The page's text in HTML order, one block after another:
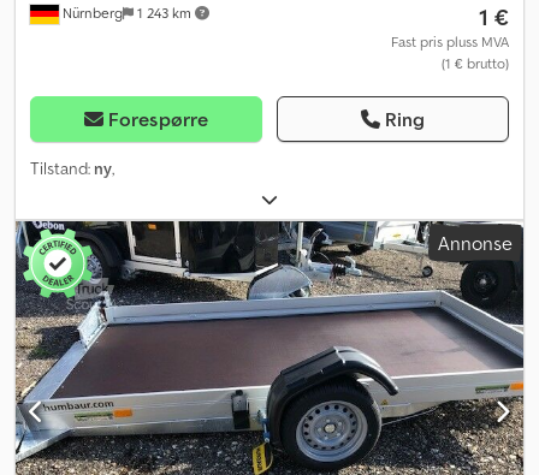
Nürnberg 1 243 km 1 €
Fast pris pluss MVA
(1 € brutto)
Forespørre Ring
Tilstand: ny,
Annonse